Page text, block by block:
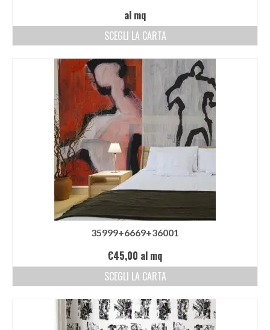
al mq
SCEGLI LA CARTA
35999+6669+36001
€45,00 al mq
SCEGLI LA CARTA